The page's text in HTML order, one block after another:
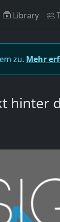
Library
zu. Mehr
hinter